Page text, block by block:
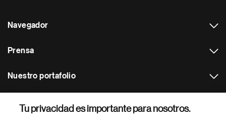
Navegador
Prensa
Nuestro portafolio
Tu privacidad es importante para nosotros.